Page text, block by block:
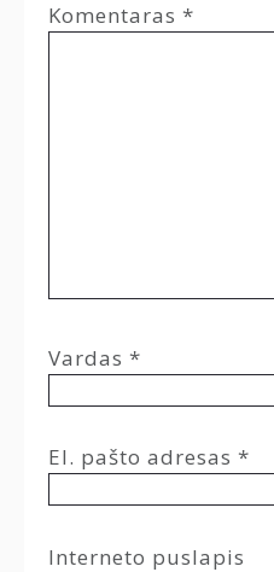
Komentaras *
Vardas *
El. pašto adresas *
Interneto puslapis